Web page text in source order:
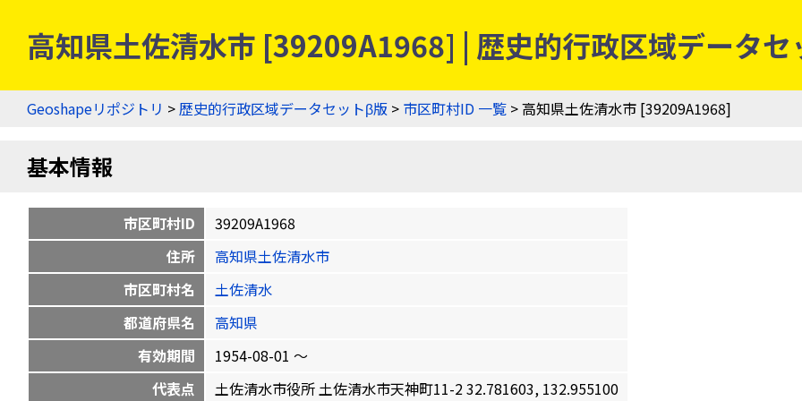
高知県土佐清水市 [39209A1968] | 歴史的行政区域データセ
Geoshapeリポジトリ >歴史的行政区域データセットβ版 > 市区町村ID 一覧 > 高知県土佐清水市 [39209A1968]
基本情報
市区町村ID
39209A1968
住所
高知県土佐清水市
市区町村名
土佐清水
都道府県名
高知県
有効期間
1954-08-01 〜
代表点
土佐清水市役所 土佐清水市天神町11-2 32.781603, 132.955100